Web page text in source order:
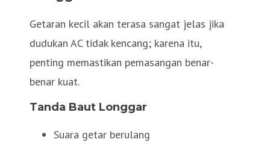
Getaran kecil akan terasa sangat jelas jika
dudukan AC tidak kencang; karena itu,
penting memastikan pemasangan benar-
benar kuat.
Tanda Baut Longgar
Suara getar berulang